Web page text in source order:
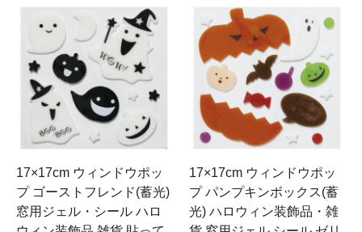
17×17cm ウィンドウポッ
プ ゴーストフレンド(蓄光)
窓用ジェル・シール ハロ
17×17cm ウィンドウポッ
プ パンプキンボックス(蓄
光) ハロウィン装飾品・雑